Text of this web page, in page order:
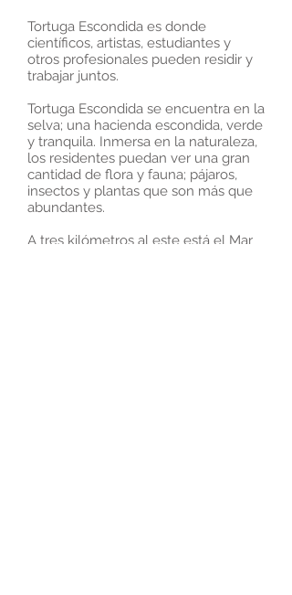
Tortuga Escondida es donde
científicos, artistas, estudiantes y
otros profesionales pueden residir y
trabajar juntos.
Tortuga Escondida se encuentra en la
selva; una hacienda escondida, verde
y tranquila. Inmersa en la naturaleza,
los residentes puedan ver una gran
cantidad de flora y fauna; pájaros,
insectos y plantas que son más que
abundantes.
A tres kilómetros al este está el Mar